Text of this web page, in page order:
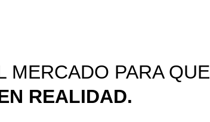
MERCADO PARA QUE
REALIDAD.